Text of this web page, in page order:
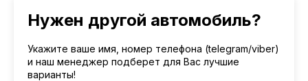
Нужен другой автомобиль?
Укажите ваше имя, номер телефона (telegram/viber)
и наш менеджер подберет для Вас лучшие
варианты!